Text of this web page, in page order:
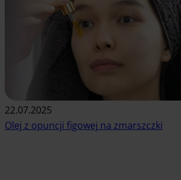
22.07.2025
Olej z opuncji figowej na zmarszczki